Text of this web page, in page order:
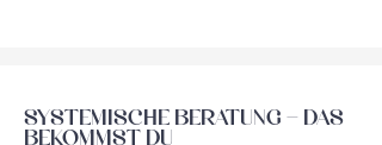
Systemische Beratung – das
bekommst du